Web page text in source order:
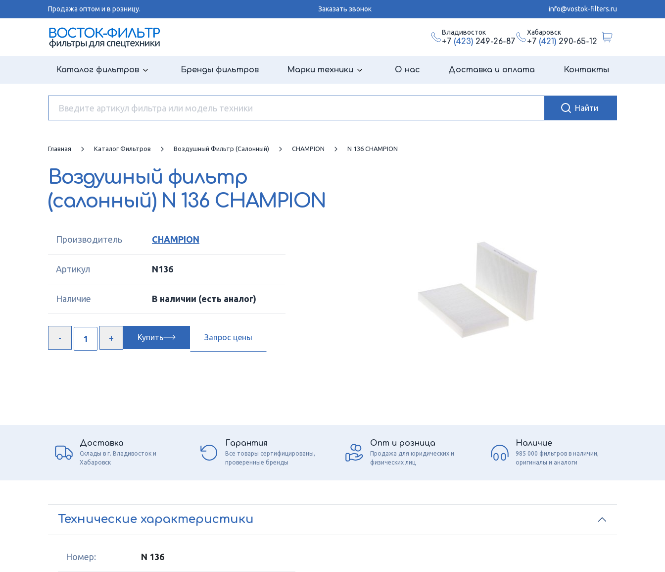
Продажа оптом и в розницу. Заказать звонок info@vostok-filters.ru
Владивосток
+7 (423)249-26-87
Хабаровск
+7 (421)290-65-12
Каталог фильтров Бренды фильтров Марки техники О нас Доставка и оплата Контакты
Главная Каталог Фильтров Воздушный Фильтр (салонный) CHAMPION N 136 CHAMPION
Воздушный фильтр
(салонный) N 136 CHAMPION
Производитель CHAMPION
Артикул N136
Наличие В наличии (есть аналог)
Купить Запрос цены
Доставка
Склады в г. Владивосток и
Хабаровск
Гарантия
Все товары сертифицированы,
проверенные бренды
Опт и розница
Продажа для юридических и
физических лиц
Наличие
985 000 фильтров в наличии,
оригиналы и аналоги
Технические характеристики
Номер: N 136